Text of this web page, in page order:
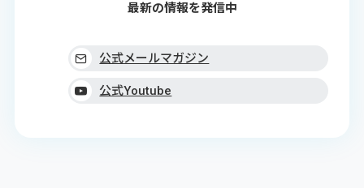
最新の情報を発信中
公式メールマガジン
公式Youtube